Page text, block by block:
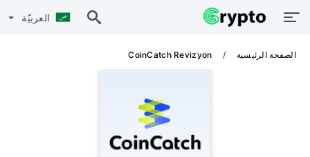
العربيّة
الصفحة الرئيسية CoinCatch Revizyon